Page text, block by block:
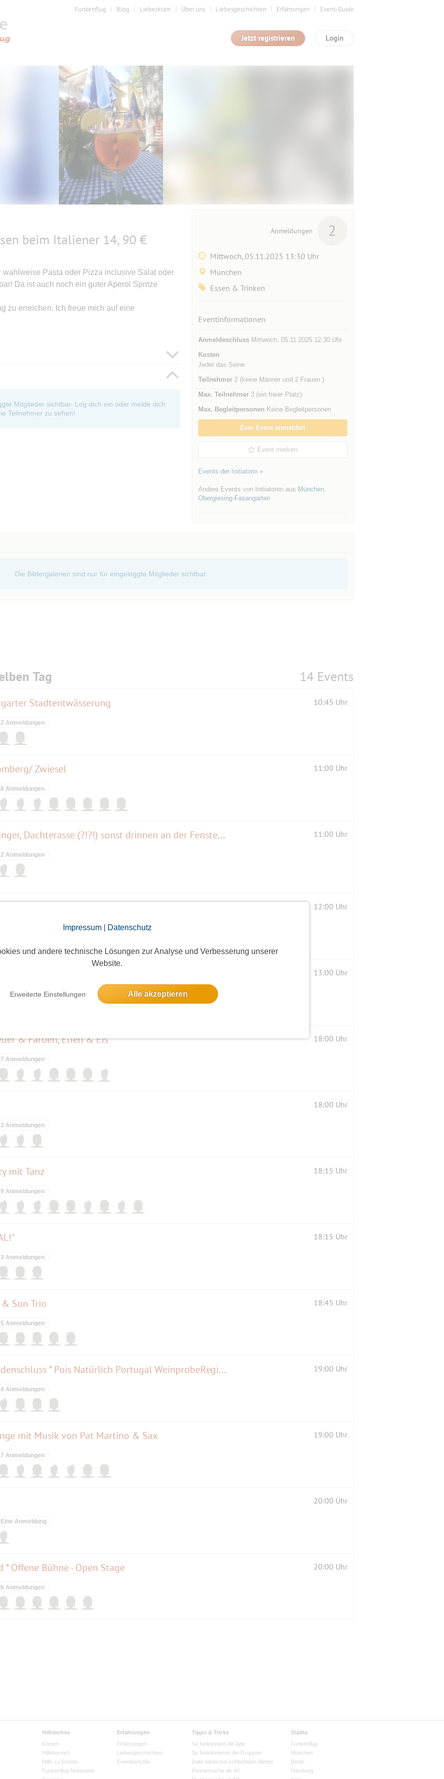
Impressum| Datenschutz
und andere technische Lösungen zur Analyse und Verbesserung unserer
Website.
Erweiterte Einstellungen Alle akzeptieren
Funkenflug Blog Liebeskram Über uns Liebesgeschichten Erfahrungen Event-Guide
Login
Jetzt registrieren
beim Italiener 14, 90 €
wahlweise Pasta oder Pizza inclusive Salat oder
Da ist auch noch ein guter Aperol Spritze
zu erreichen. Ich freue mich auf eine
Mitglieder sichtbar. Log dich ein oder melde dich
Teilnehmer zu sehen!
Anmeldungen 2
Mittwoch, 05.11.2025 13:30 Uhr
München
Essen & Trinken
Eventinformationen
AnmeldeschlussMittwoch, 05.11.2025 12:30 Uhr
Kosten
Jeder das Seine
Teilnehmer2 (keine Männer und 2 Frauen )
Max. Teilnehmer3 (ein freier Platz)
Max. Begleitpersonen Keine Begleitpersonen
Zum Event anmelden
Event merken
Events der Initiatorin »
Andere Events von Initiatoren aus München,
Obergiesing-Fasangarten
Die Bildergalerien sind nur für eingeloggte Mitglieder sichtbar.
Tag 14 Events
Stadtentwässerung 10:45 Uhr
2 Anmeldungen
Zwiesel 11:00 Uhr
8 Anmeldungen
Frühstücksbuffet im Oberpollinger, Dachterasse (?!?!) sonst drinnen an der Fensterfront 11:00 Uhr
2 Anmeldungen
12:00 Uhr
See 13:00 Uhr
2 Anmeldungen
& Farben, Elfen & Eis 18:00 Uhr
7 Anmeldungen
18:00 Uhr
3 Anmeldungen
mit Tanz 18:15 Uhr
9 Anmeldungen
18:15 Uhr
3 Anmeldungen
& Son Trio 18:45 Uhr
5 Anmeldungen
AFTER-WORK Genuss nach Ladenschluss * Pois Natürlich Portugal WeinprobeRegion Beira Interior 19:00 Uhr
4 Anmeldungen
mit Musik von Pat Martino & Sax 19:00 Uhr
7 Anmeldungen
20:00 Uhr
Eine Anmeldung
Offene Bühne - Open Stage 20:00 Uhr
6 Anmeldungen
Hilfreiches
Kosten
Hilfebereich
Hilfe zu Events
Funkenflug Netiquette
Erfahrungen
Erfahrungen
Liebesgeschichten
Eventberichte
Tipps & Tricks
So funktioniert die App
So funktionieren die Gruppen
Date-Ideen bei schlechtem Wetter
Partnersuche ab 40
Städte
Funkenflug
München
Berlin
Hamburg